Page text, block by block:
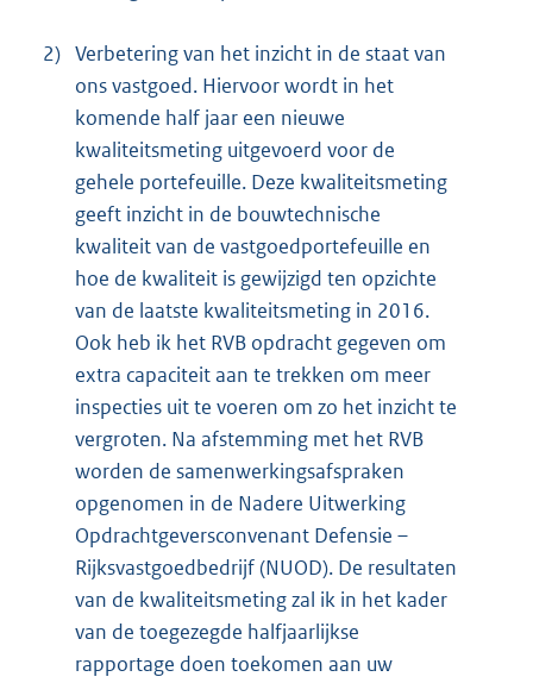
2) Verbetering van het inzicht in de staat van
ons vastgoed. Hiervoor wordt in het
komende half jaar een nieuwe
kwaliteitsmeting uitgevoerd voor de
gehele portefeuille. Deze kwaliteitsmeting
geeft inzicht in de bouwtechnische
kwaliteit van de vastgoedportefeuille en
hoe de kwaliteit is gewijzigd ten opzichte
van de laatste kwaliteitsmeting in 2016.
Ook heb ik het RVB opdracht gegeven om
extra capaciteit aan te trekken om meer
inspecties uit te voeren om zo het inzicht te
vergroten. Na afstemming met het RVB
worden de samenwerkingsafspraken
opgenomen in de Nadere Uitwerking
Opdrachtgeversconvenant Defensie –
Rijksvastgoedbedrijf (NUOD). De resultaten
van de kwaliteitsmeting zal ik in het kader
van de toegezegde halfjaarlijkse
rapportage doen toekomen aan uw